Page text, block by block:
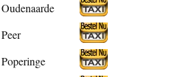
Oudenaarde
Peer
Poperinge